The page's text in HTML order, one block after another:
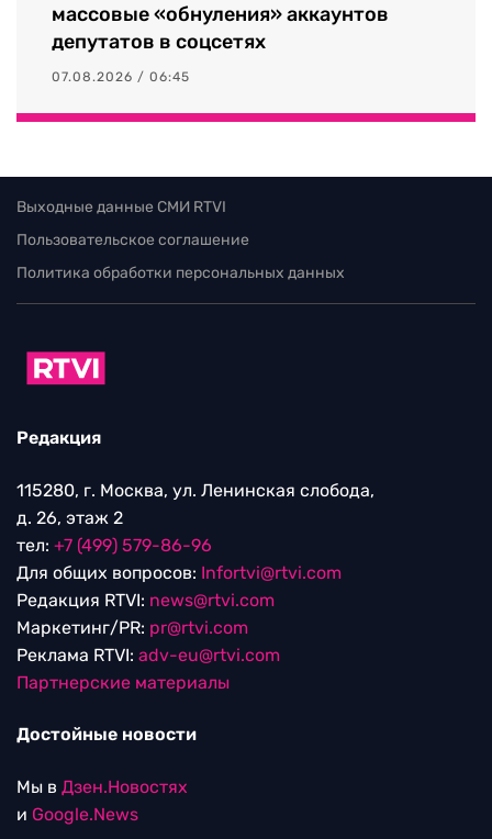
массовые «обнуления» аккаунтов
депутатов в соцсетях
07.08.2026 / 06:45
Выходные данные СМИ RTVI
Пользовательское соглашение
Политика обработки персональных данных
Редакция
115280, г. Москва, ул. Ленинская слобода,
д. 26, этаж 2
тел: +7 (499) 579-86-96
Для общих вопросов: Infortvi@rtvi.com
Редакция RTVI: news@rtvi.com
Маркетинг/PR: pr@rtvi.com
Реклама RTVI: adv-eu@rtvi.com
Партнерские материалы
Достойные новости
Мы в Дзен.Новостях
и Google.News